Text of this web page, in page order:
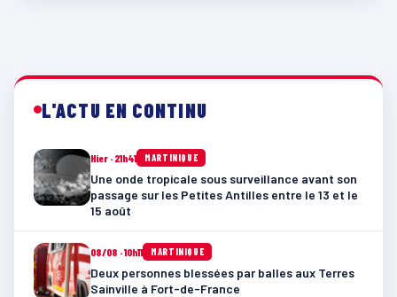
L'ACTU EN CONTINU
Hier · 21h41 MARTINIQUE
Une onde tropicale sous surveillance avant son
passage sur les Petites Antilles entre le 13 et le
15 août
08/08 · 10h11 MARTINIQUE
Deux personnes blessées par balles aux Terres
Sainville à Fort-de-France